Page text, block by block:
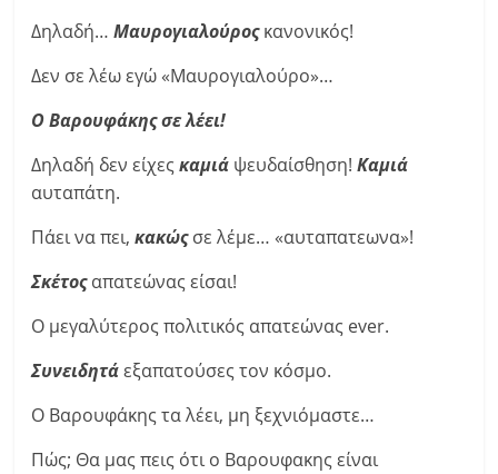
Δηλαδή…Μαυρογιαλούροςκανονικός!
Δεν σε λέω εγώ «Μαυρογιαλούρο»…
Ο Βαρουφάκης σε λέει!
Δηλαδή δεν είχεςκαμιά ψευδαίσθηση!Καμιά
αυταπάτη.
Πάει να πει,κακώςσε λέμε… «αυταπατεωνα»!
Σκέτοςαπατεώνας είσαι!
Ο μεγαλύτερος πολιτικός απατεώνας ever.
Συνειδητάεξαπατούσες τον κόσμο.
Ο Βαρουφάκης τα λέει, μη ξεχνιόμαστε…
Πώς; Θα μας πεις ότι ο Βαρουφακης είναι